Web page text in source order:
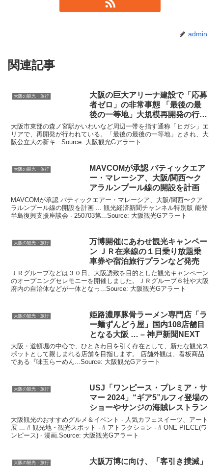
admin
関連記事
大阪の観光・旅行 大阪の巨大アリーナ建設で「応募
者ゼロ」の非常事態 「最後の最
後の一等地」大規模再開発の行方
…
大阪市東部の森ノ宮駅かいわいなど周辺一帯を指す通称「ヒガシ」エ
リアで、再開発が行われている。「最後の最後の一等地」とされ、大
阪公立大の新キ...Source: 大阪観光Gアラート
大阪の観光・旅行
MAVCOMが承認 バティックエア
ー・マレーシア、 大阪/関西〜ク
アラルンプール線の開設を計画
MAVCOMが承認 バティックエアー・マレーシア、大阪/関西〜クア
ラルンプール線の開設を計画 ... 観光経済新聞チャンネル特別版 能登
半島復興支援座談会 · 250703第...Source: 大阪観光Gアラート
大阪の観光・旅行 万博開催にあわせ観光キャンペー
ン ＪＲ在来線の１日乗り放題乗
車券や宿泊旅行プランなど発売
ＪＲグループなどは３０日、大阪誘致を目的とした観光キャンペーン
のオープニングセレモニーを開催しました。ＪＲグループ６社や大阪
府内の自治体などが一体となっ...Source: 大阪観光Gアラート
大阪の観光・旅行
姫路濃厚豚骨ラーメン専門店「ラ
ー麺ずんどう屋」国内108店舗目
となる大阪 … – 神戸新聞NEXT
大阪・道頓堀の中心で、ひときわ目を引く存在として、新たな観光ス
ポットとして親しまれる店舗を目指します。 店舗外観は、看板商品
である『味玉らーめん...Source: 大阪観光Gアラート
大阪の観光・旅行
USJ「ワンピース・プレミア・サ
マー 2024」“ギア5”ルフィ登場の
ショーやサンジの海賊レストラン
大阪観光のおすすめグルメ＆イベント - 人気カフェスイーツ、アート
展 ... # 観光地・観光スポット · # アトラクション · # ONE PIECE(ワ
ンピース) - 漫画.Source: 大阪観光Gアラート
大阪の観光・旅行 大阪万博に向け、「客引き撲滅」